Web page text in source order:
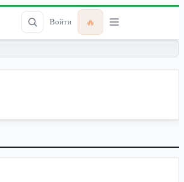
Войти 🔥